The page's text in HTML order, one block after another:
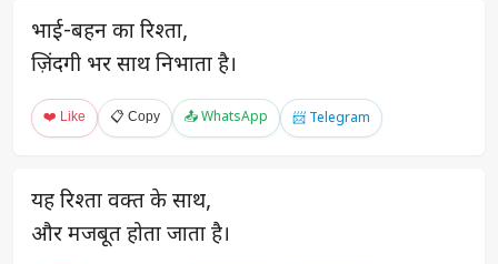
भाई-बहन का रिश्ता,
ज़िंदगी भर साथ निभाता है।
❤️ Like 📋 Copy 📤 WhatsApp 📨 Telegram
यह रिश्ता वक्त के साथ,
और मजबूत होता जाता है।